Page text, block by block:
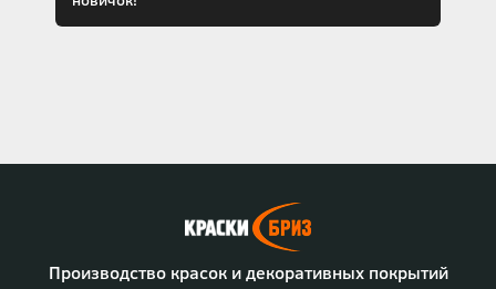
Производство красок и декоративных покрытий